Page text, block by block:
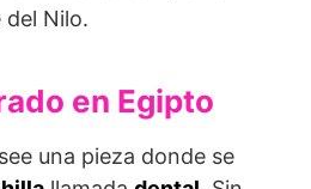
del Nilo.
en Egipto
una pieza donde se